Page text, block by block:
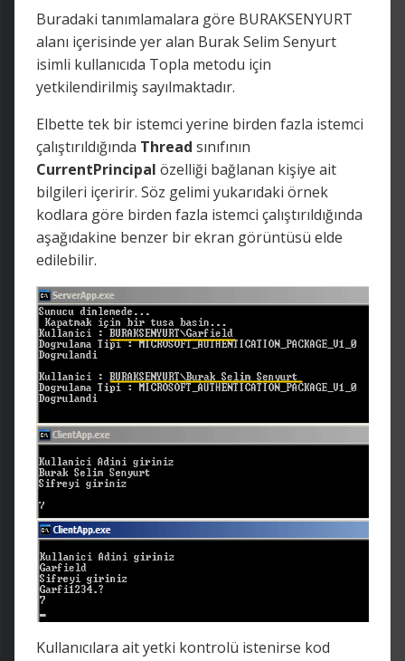
Buradaki tanımlamalara göre BURAKSENYURT
alanı içerisinde yer alan Burak Selim Senyurt
isimli kullanıcıda Topla metodu için
yetkilendirilmiş sayılmaktadır.
Elbette tek bir istemci yerine birden fazla istemci
çalıştırıldığında Thread sınıfının
CurrentPrincipal özelliği bağlanan kişiye ait
bilgileri içeririr. Söz gelimi yukarıdaki örnek
kodlara göre birden fazla istemci çalıştırıldığında
aşağıdakine benzer bir ekran görüntüsü elde
edilebilir.
Kullanıcılara ait yetki kontrolü istenirse kod